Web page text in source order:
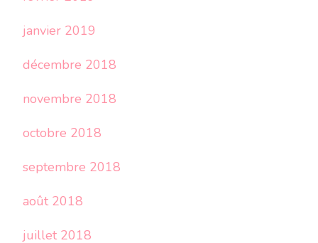
janvier 2019
décembre 2018
novembre 2018
octobre 2018
septembre 2018
août 2018
juillet 2018